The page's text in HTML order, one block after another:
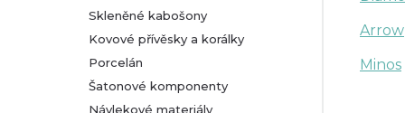
n
í
Skleněné kabošony
Kovové přívěsky a korálky
Porcelán
Šatonové komponenty
Návlekové materiály
Arrow
Minos